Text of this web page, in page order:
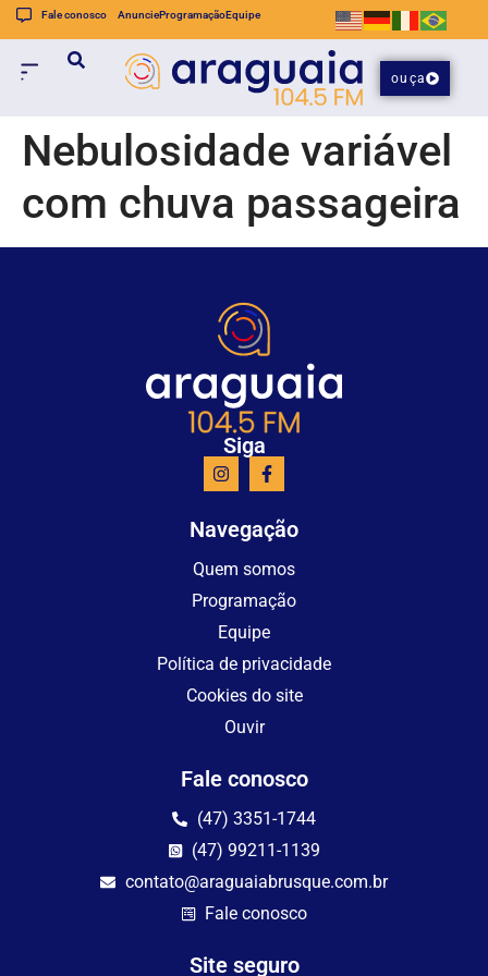
Fale conosco AnuncieProgramaçãoEquipe
ouça
Nebulosidade variável
com chuva passageira
Siga
Navegação
Quem somos
Programação
Equipe
Política de privacidade
Cookies do site
Ouvir
Fale conosco
(47) 3351-1744
(47) 99211-1139
contato@araguaiabrusque.com.br
Fale conosco
Site seguro